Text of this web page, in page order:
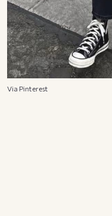
Via Pinterest